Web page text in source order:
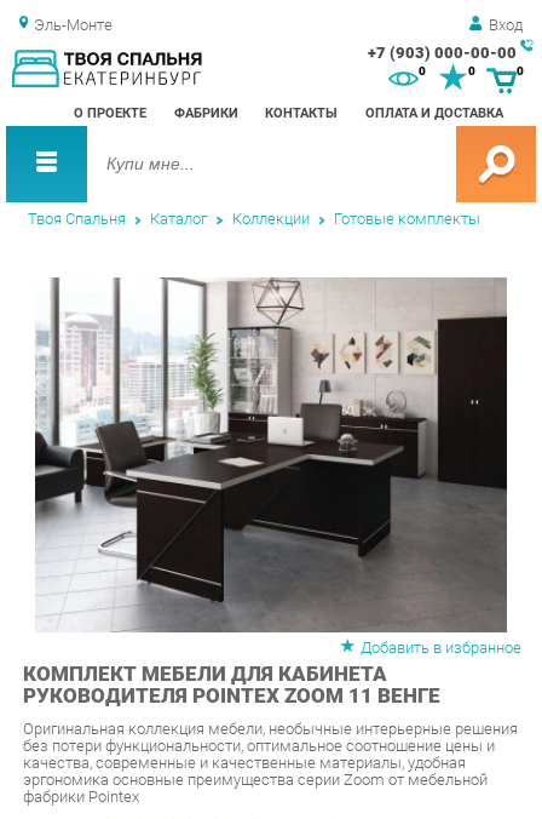
Эль-Монте Вход
+7 (903) 000-00-00
О ПРОЕКТЕ ФАБРИКИ КОНТАКТЫ ОПЛАТА И ДОСТАВКА
0 0
Твоя Спальня Каталог Коллекции Готовые комплекты
КОМПЛЕКТ МЕБЕЛИ ДЛЯ КАБИНЕТА
РУКОВОДИТЕЛЯ POINTEX ZOOM 11 ВЕНГЕ
Оригинальная коллекция мебели, необычные интерьерные решения
качества, современные и качественные материалы, удобная
эргономика основные преимущества серии Zoom от мебельной
фабрики Pointex
Рейтинг: